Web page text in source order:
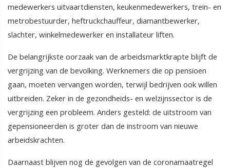
medewerkers uitvaartdiensten, keukenmedewerkers, trein- en
metrobestuurder, heftruckchauffeur, diamantbewerker,
slachter, winkelmedewerker en installateur liften.
De belangrijkste oorzaak van de arbeidsmarktkrapte blijft de
vergrijzing van de bevolking. Werknemers die op pensioen
gaan, moeten vervangen worden, terwijl bedrijven ook willen
uitbreiden. Zeker in de gezondheids- en welzijnssector is de
vergrijzing een probleem. Anders gesteld: de uitstroom van
gepensioneerden is groter dan de instroom van nieuwe
arbeidskrachten.
Daarnaast blijven nog de gevolgen van de coronamaatregel